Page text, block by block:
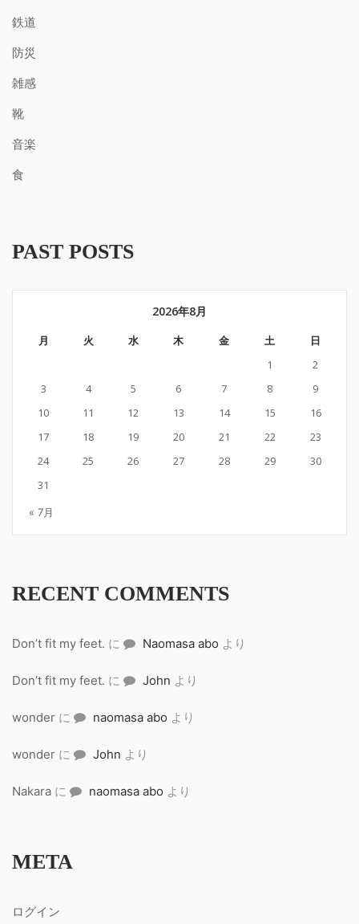
鉄道
防災
雑感
靴
音楽
食
PAST POSTS
2026年8月
月 火 水 木 金 土
日
1
2
3
4 5 6 7 8
9
10
11 12 13 14 15
16
17
18 19 20 21 22
23
24
25 26 27 28 29
30
31
« 7月
RECENT COMMENTS
Don’t fit my feet. に Naomasa abo より
Don’t fit my feet. に John より
wonder に naomasa abo より
wonder に John より
Nakara に naomasa abo より
META
ログイン